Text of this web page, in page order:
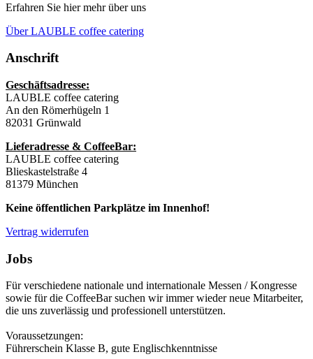
Erfahren Sie hier mehr über uns
Über LAUBLE coffee catering
Anschrift
Geschäftsadresse:
LAUBLE coffee catering
An den Römerhügeln 1
82031 Grünwald
Lieferadresse & CoffeeBar:
LAUBLE coffee catering
Blieskastelstraße 4
81379 München
Keine öffentlichen Parkplätze im Innenhof!
Vertrag widerrufen
Jobs
Für verschiedene nationale und internationale Messen / Kongresse
sowie für die CoffeeBar suchen wir immer wieder neue Mitarbeiter,
die uns zuverlässig und professionell unterstützen.
Voraussetzungen:
Führerschein Klasse B, gute Englischkenntnisse